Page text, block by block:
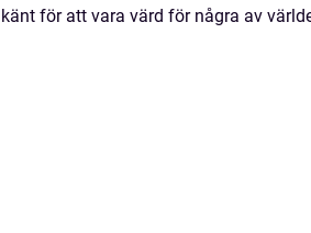
känt för att vara värd för några av